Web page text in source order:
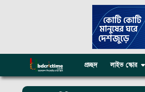
প্রচ্ছদ লাইভ স্কোর